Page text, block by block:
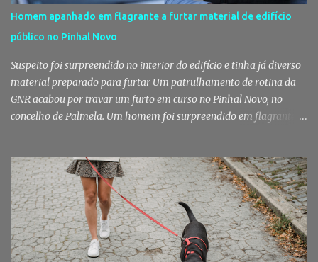
Homem apanhado em flagrante a furtar material de edifício
público no Pinhal Novo
Suspeito foi surpreendido no interior do edifício e tinha já diverso
material preparado para furtar Um patrulhamento de rotina da
GNR acabou por travar um furto em curso no Pinhal Novo, no
concelho de Palmela. Um homem foi surpreendido em flagrante
militares da Guarda. Patrulhamento da GNR termina com
detenção por furto A detenção ocorreu no dia 4 de Agosto, - mas
divulgada só nesta quinta-feira - numa ação desenvolvida pelo
Posto Territorial de Pinhal Novo. Segundo a GNR, "no âmbito de
uma ação de patrulhamento, os militares da Guarda detetaram
uma viatura estacionada num local referenciado pela prática de